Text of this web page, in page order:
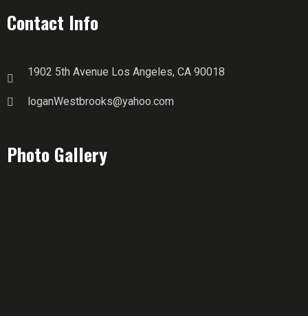
Contact Info
1902 5th Avenue Los Angeles, CA 90018
loganWestbrooks@yahoo.com
Photo Gallery